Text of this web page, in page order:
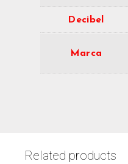
Decibel
Marca
Related products